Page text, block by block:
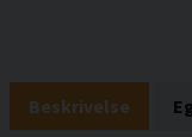
Beskrivelse